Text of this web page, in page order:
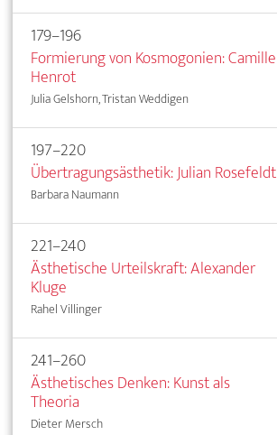
179–196
Formierung von Kosmogonien: Camille
Henrot
Julia Gelshorn, Tristan Weddigen
197–220
Übertragungsästhetik: Julian Rosefeldt
Barbara Naumann
221–240
Ästhetische Urteilskraft: Alexander
Kluge
Rahel Villinger
241–260
Ästhetisches Denken: Kunst als
Theoria
Dieter Mersch